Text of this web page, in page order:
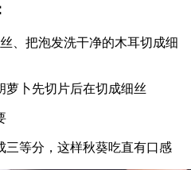
、把泡发洗干净的木耳切成细
萝卜先切片后在切成细丝
三等分，这样秋葵吃直有口感